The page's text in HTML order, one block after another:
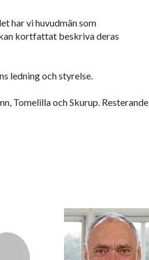
har vi huvudmän som
kortfattat beskriva deras
ledning och styrelse.
Tomelilla och Skurup. Resterande